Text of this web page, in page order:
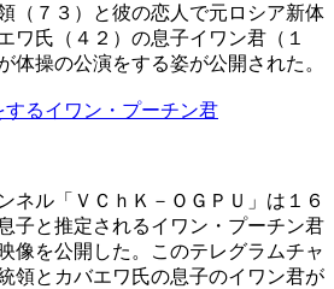
（７３）と彼の恋人で元ロシア新体
ワ氏（４２）の息子イワン君（１
体操の公演をする姿が公開された。
るイワン・プーチン君
ネル「ＶＣｈＫ－ＯＧＰＵ」は１６
子と推定されるイワン・プーチン君
像を公開した。このテレグラムチャ
領とカバエワ氏の息子のイワン君が